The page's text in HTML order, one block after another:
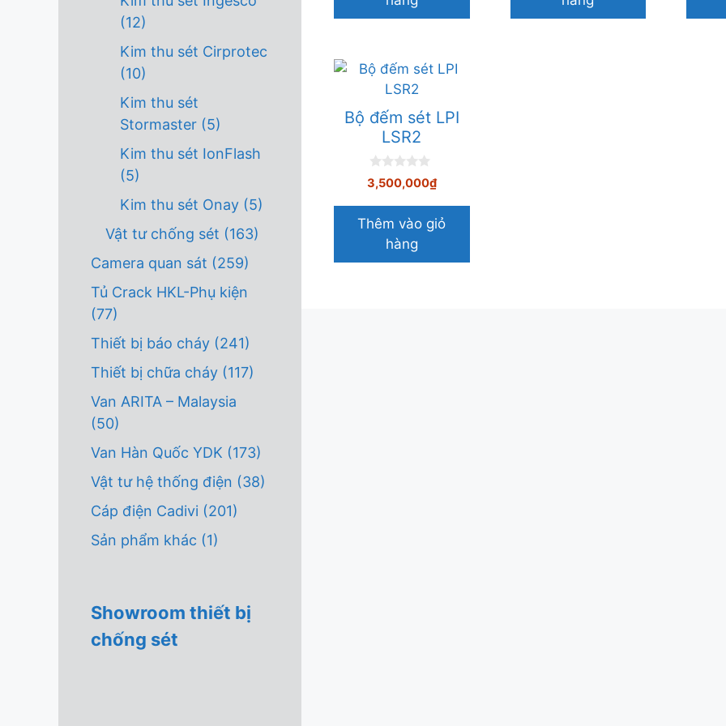
Bộ đếm sét LPI
LSR2
0
n
à
3,500,000₫
Thêm vào giỏ
hàng
(12)
Kim thu sét Cirprotec
(10)
Kim thu sét
Stormaster (5)
Kim thu sét IonFlash
(5)
Kim thu sét Onay (5)
Vật tư chống sét (163)
Camera quan sát (259)
Tủ Crack HKL-Phụ kiện
(77)
Thiết bị báo cháy (241)
Thiết bị chữa cháy (117)
Van ARITA – Malaysia
(50)
Van Hàn Quốc YDK (173)
Vật tư hệ thống điện (38)
Cáp điện Cadivi (201)
Sản phẩm khác (1)
Showroom thiết bị
chống sét